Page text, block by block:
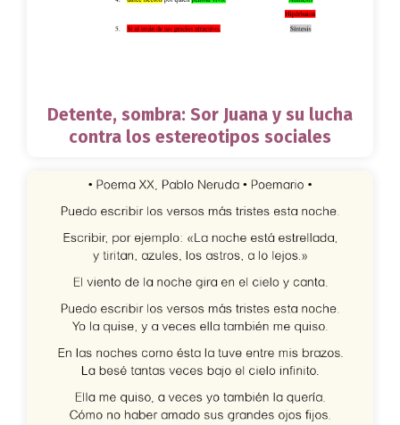
Detente, sombra: Sor Juana y su lucha
contra los estereotipos sociales